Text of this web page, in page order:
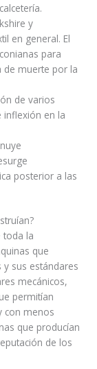
y
en general. El
para
de muerte por la
de varios
inflexión en la
posterior a las
toda la
que
sus estándares
mecánicos,
permitían
con menos
que producían
de los